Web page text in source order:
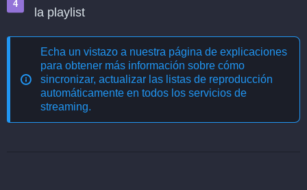
la playlist
Echa un vistazo a nuestra página de explicaciones
para obtener más información sobre cómo
sincronizar, actualizar las listas de reproducción
automáticamente en todos los servicios de
streaming.